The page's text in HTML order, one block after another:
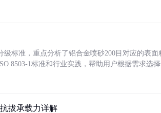
标准，重点分析了铝合金喷砂200目对应的表
8503-1标准和行业实践，帮助用户根据需求选择
拔承载力详解